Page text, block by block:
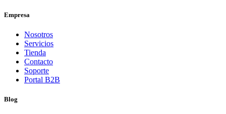
Empresa
Nosotros
Servicios
Tienda
Contacto
Soporte
Portal B2B
Blog